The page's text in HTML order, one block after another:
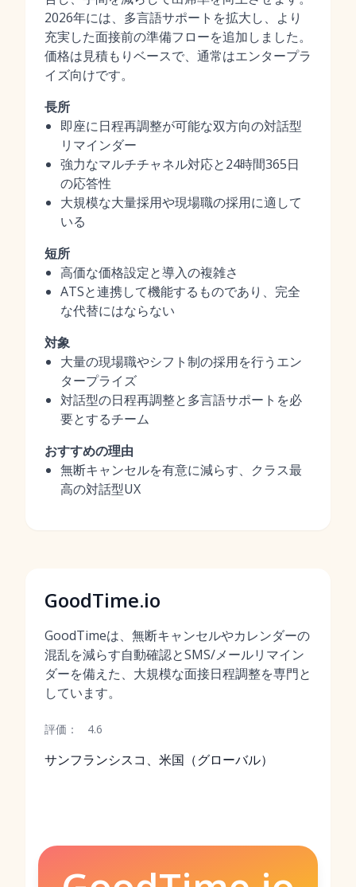
2026年には、多言語サポートを拡大し、より
充実した面接前の準備フローを追加しました。
価格は見積もりベースで、通常はエンタープラ
イズ向けです。
長所
即座に日程再調整が可能な双方向の対話型
リマインダー
強力なマルチチャネル対応と24時間365日
の応答性
大規模な大量採用や現場職の採用に適して
いる
短所
高価な価格設定と導入の複雑さ
ATSと連携して機能するものであり、完全
な代替にはならない
対象
大量の現場職やシフト制の採用を行うエン
タープライズ
対話型の日程再調整と多言語サポートを必
要とするチーム
おすすめの理由
無断キャンセルを有意に減らす、クラス最
高の対話型UX
GoodTime.io
GoodTimeは、無断キャンセルやカレンダーの
混乱を減らす自動確認とSMS/メールリマイン
ダーを備えた、大規模な面接日程調整を専門と
しています。
評価： 4.6
サンフランシスコ、米国（グローバル）